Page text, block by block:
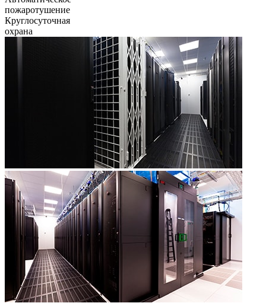
пожаротушение
Круглосуточная
охрана